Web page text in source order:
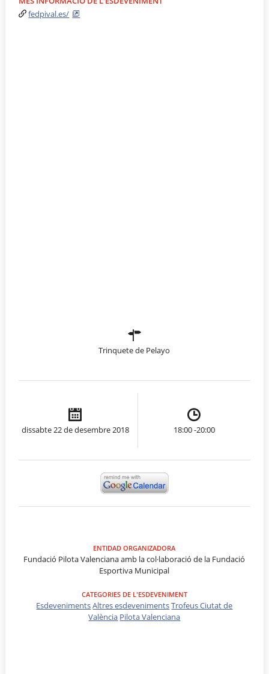
fedpival.es/
Trinquete de Pelayo
dissabte 22 de desembre 2018 18:00 -20:00
ENTIDAD ORGANIZADORA
Fundació Pilota Valenciana amb la col·laboració de la Fundació
Esportiva Municipal
CATEGORIES DE L'ESDEVENIMENT
EsdevenimentsAltres esdevenimentsTrofeus Ciutat de
València Pilota Valenciana